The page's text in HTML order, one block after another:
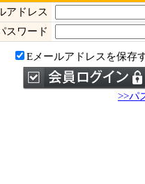
アドレス
スワード
Eメールアドレスを保存
>>パ